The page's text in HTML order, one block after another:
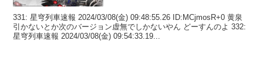
331: 星穹列車速報 2024/03/08(金) 09:48:55.26 ID:MCjmosR+0 黄泉
引かないとか次のバージョン虚無でしかないやん どーすんのよ 332:
星穹列車速報 2024/03/08(金) 09:54:33.19...